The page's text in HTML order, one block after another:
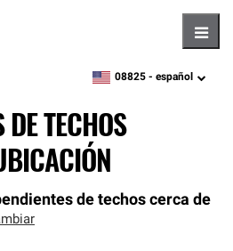
zipcode,language
08825 - español
TECHOS
de techos cerca de